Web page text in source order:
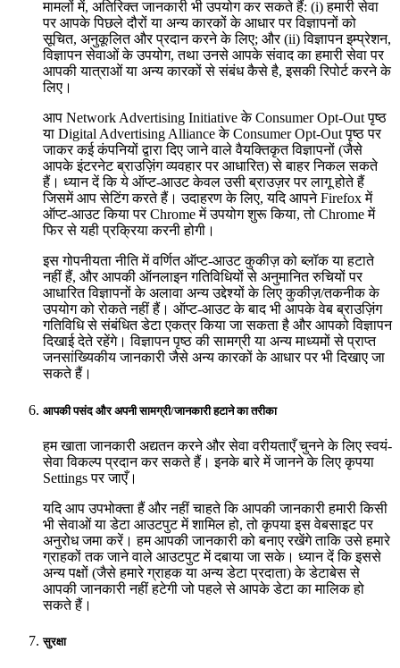
मामलों में, अतिरिक्त जानकारी भी उपयोग कर सकते हैं: (i) हमारी सेवा
पर आपके पिछले दौरों या अन्य कारकों के आधार पर विज्ञापनों को
सूचित, अनुकूलित और प्रदान करने के लिए; और (ii) विज्ञापन इम्प्रेशन,
विज्ञापन सेवाओं के उपयोग, तथा उनसे आपके संवाद का हमारी सेवा पर
आपकी यात्राओं या अन्य कारकों से संबंध कैसे है, इसकी रिपोर्ट करने के
लिए।
आप Network Advertising Initiative के Consumer Opt-Out पृष्ठ
या Digital Advertising Alliance के Consumer Opt-Out पृष्ठ पर
जाकर कई कंपनियों द्वारा दिए जाने वाले वैयक्तिकृत विज्ञापनों (जैसे
आपके इंटरनेट ब्राउज़िंग व्यवहार पर आधारित) से बाहर निकल सकते
हैं। ध्यान दें कि ये ऑप्ट-आउट केवल उसी ब्राउज़र पर लागू होते हैं
जिसमें आप सेटिंग करते हैं। उदाहरण के लिए, यदि आपने Firefox में
ऑप्ट-आउट किया पर Chrome में उपयोग शुरू किया, तो Chrome में
फिर से यही प्रक्रिया करनी होगी।
इस गोपनीयता नीति में वर्णित ऑप्ट-आउट कुकीज़ को ब्लॉक या हटाते
नहीं हैं, और आपकी ऑनलाइन गतिविधियों से अनुमानित रुचियों पर
आधारित विज्ञापनों के अलावा अन्य उद्देश्यों के लिए कुकीज़/तकनीक के
उपयोग को रोकते नहीं हैं। ऑप्ट-आउट के बाद भी आपके वेब ब्राउज़िंग
गतिविधि से संबंधित डेटा एकत्र किया जा सकता है और आपको विज्ञापन
दिखाई देते रहेंगे। विज्ञापन पृष्ठ की सामग्री या अन्य माध्यमों से प्राप्त
जनसांख्यिकीय जानकारी जैसे अन्य कारकों के आधार पर भी दिखाए जा
सकते हैं।
आपकी पसंद और अपनी सामग्री/जानकारी हटाने का तरीका
हम खाता जानकारी अद्यतन करने और सेवा वरीयताएँ चुनने के लिए स्वयं-
सेवा विकल्प प्रदान कर सकते हैं। इनके बारे में जानने के लिए कृपया
Settings पर जाएँ।
यदि आप उपभोक्ता हैं और नहीं चाहते कि आपकी जानकारी हमारी किसी
भी सेवाओं या डेटा आउटपुट में शामिल हो, तो कृपया इस वेबसाइट पर
अनुरोध जमा करें। हम आपकी जानकारी को बनाए रखेंगे ताकि उसे हमारे
ग्राहकों तक जाने वाले आउटपुट में दबाया जा सके। ध्यान दें कि इससे
अन्य पक्षों (जैसे हमारे ग्राहक या अन्य डेटा प्रदाता) के डेटाबेस से
आपकी जानकारी नहीं हटेगी जो पहले से आपके डेटा का मालिक हो
सकते हैं।
सुरक्षा